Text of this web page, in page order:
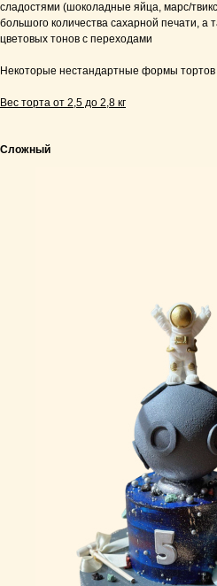
сладостями (шоколадные яйца, марс/
большого количества сахарной печати, а
цветовых тонов с переходами
Некоторые нестандартные формы
Вес торта от 2,5 до 2,8 кг
Сложный